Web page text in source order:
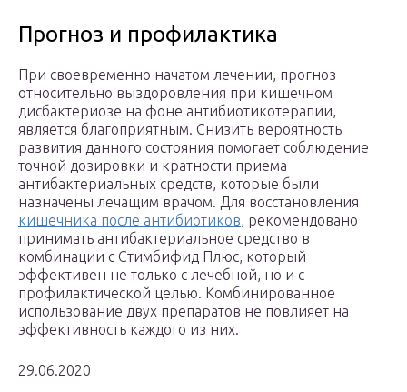
Прогноз и профилактика
При своевременно начатом лечении, прогноз
относительно выздоровления при кишечном
дисбактериозе на фоне антибиотикотерапии,
является благоприятным. Снизить вероятность
развития данного состояния помогает соблюдение
точной дозировки и кратности приема
антибактериальных средств, которые были
назначены лечащим врачом. Для восстановления
кишечника после антибиотиков, рекомендовано
принимать антибактериальное средство в
комбинации с Стимбифид Плюс, который
эффективен не только с лечебной, но и с
профилактической целью. Комбинированное
использование двух препаратов не повлияет на
эффективность каждого из них.
29.06.2020